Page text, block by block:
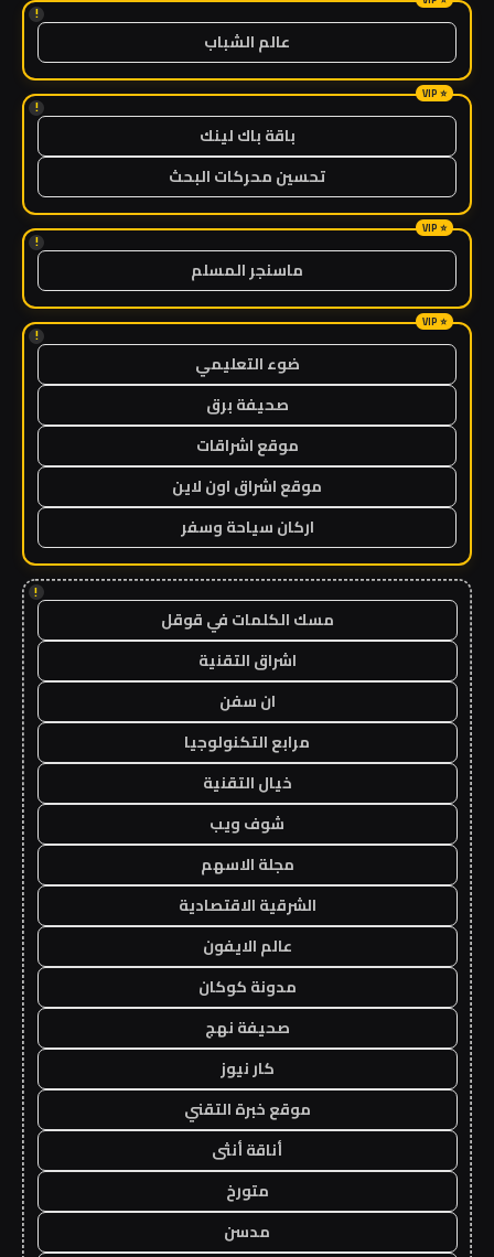
!
عالم الشباب
!
باقة باك لينك
تحسين محركات البحث
!
ماسنجر المسلم
!
ضوء التعليمي
صحيفة برق
موقع اشراقات
موقع اشراق اون لاين
اركان سياحة وسفر
!
مسك الكلمات في قوقل
اشراق التقنية
ان سفن
مرابع التكنولوجيا
خيال التقنية
شوف ويب
مجلة الاسهم
الشرقية الاقتصادية
عالم الايفون
مدونة كوكان
صحيفة نهج
كار نيوز
موقع خبرة التقني
أناقة أنثى
متورخ
مدسن